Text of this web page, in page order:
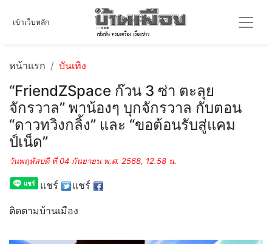
เข้าเว็บหลัก
หน้าแรก บันเทิง
“FriendZSpace ก๊วน 3 ซ่า ตะลุย
จักรวาล” พาน้องๆ บุกจักรวาล กับตอน
“ดาวทวิงกลิ้ง” และ “ขอต้อนรับสู่แคม
ป์เน็ด”
วันพฤหัสบดี ที่ 04 กันยายน พ.ศ. 2568, 12.58 น.
แชร์ แชร์
ติดตามบ้านเมือง